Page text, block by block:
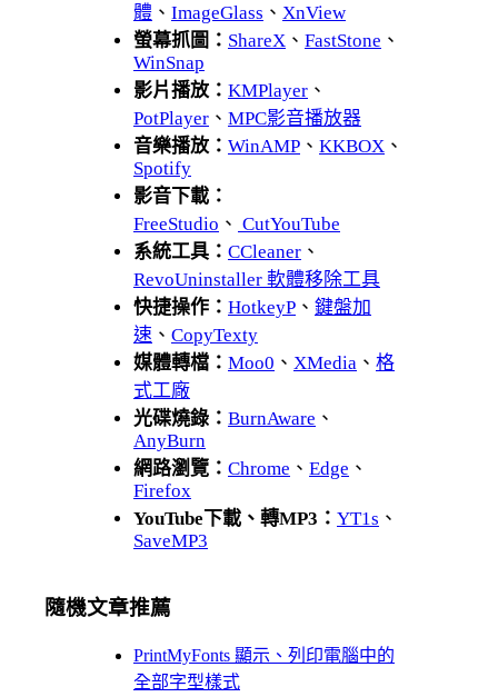
體 、 ImageGlass 、 XnView
螢幕抓圖： ShareX 、 FastStone 、
WinSnap
影片播放： KMPlayer 、
PotPlayer 、 MPC影音播放器
音樂播放： WinAMP 、 KKBOX 、
Spotify
影音下載：
FreeStudio 、 CutYouTube
系統工具： CCleaner 、
RevoUninstaller 軟體移除工具
快捷操作： HotkeyP 、 鍵盤加
速 、 CopyTexty
媒體轉檔： Moo0 、 XMedia 、 格
式工廠
光碟燒錄： BurnAware 、
AnyBurn
網路瀏覽： Chrome 、 Edge 、
Firefox
YouTube下載、轉MP3： YT1s 、
SaveMP3
隨機文章推薦
PrintMyFonts 顯示、列印電腦中的
全部字型樣式